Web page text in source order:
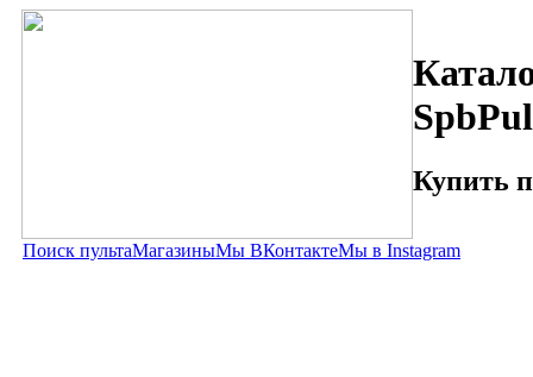
Купить
Поиск пультаМагазиныМы ВКонтактеМы в Instagram